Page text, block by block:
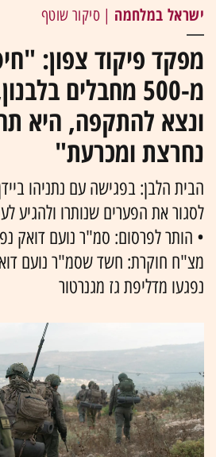
ישראל במלחמה | סיקור שוטף
מפקד פיקוד צפון:
מ-500 מחבלים
ונצא להתקפה, היא
נחרצת ומכרעת"
הבית הלבן: בפגישה עם נתניהו
לסגור את הפערים שנותרו ולהגיע
• הותר לפרסום: סמ"ר נועם דואק
מצ"ח חוקרת: חשד שסמ"ר נועם
נפגעו מדליפת גז מגנרטור